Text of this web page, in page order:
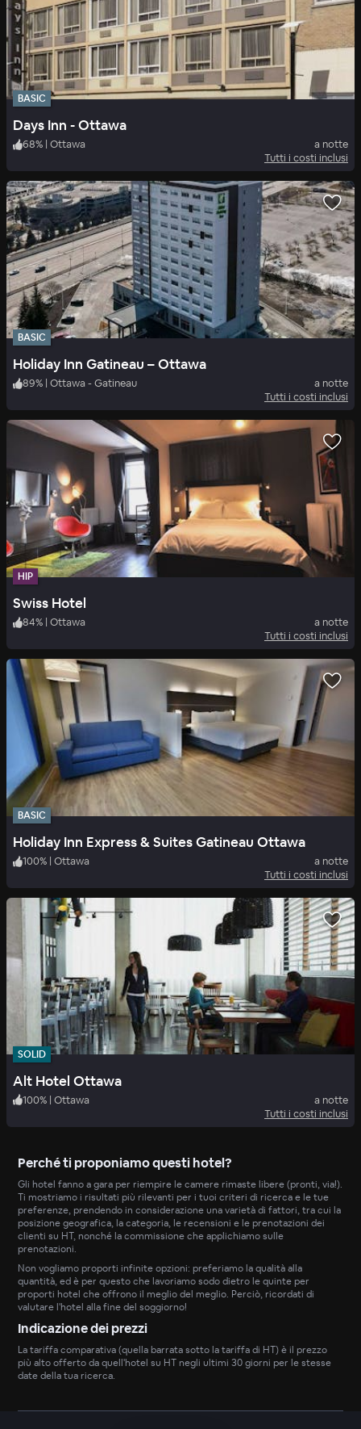
BASIC
Days Inn - Ottawa
68% | Ottawa
a notte
Tutti i costi inclusi
BASIC
Holiday Inn Gatineau – Ottawa
89% | Ottawa - Gatineau
a notte
Tutti i costi inclusi
HIP
Swiss Hotel
84% | Ottawa
a notte
Tutti i costi inclusi
BASIC
Holiday Inn Express & Suites Gatineau Ottawa
100% | Ottawa
a notte
Tutti i costi inclusi
SOLID
Alt Hotel Ottawa
100% | Ottawa
a notte
Tutti i costi inclusi
Perché ti proponiamo questi hotel?
Gli hotel fanno a gara per riempire le camere rimaste libere (pronti, via!).
Ti mostriamo i risultati più rilevanti per i tuoi criteri di ricerca e le tue
preferenze, prendendo in considerazione una varietà di fattori, tra cui la
posizione geografica, la categoria, le recensioni e le prenotazioni dei
clienti su HT, nonché la commissione che applichiamo sulle
prenotazioni.
Non vogliamo proporti infinite opzioni: preferiamo la qualità alla
quantità, ed è per questo che lavoriamo sodo dietro le quinte per
proporti hotel che offrono il meglio del meglio. Perciò, ricordati di
valutare l'hotel alla fine del soggiorno!
Indicazione dei prezzi
La tariffa comparativa (quella barrata sotto la tariffa di HT) è il prezzo
più alto offerto da quell'hotel su HT negli ultimi 30 giorni per le stesse
date della tua ricerca.